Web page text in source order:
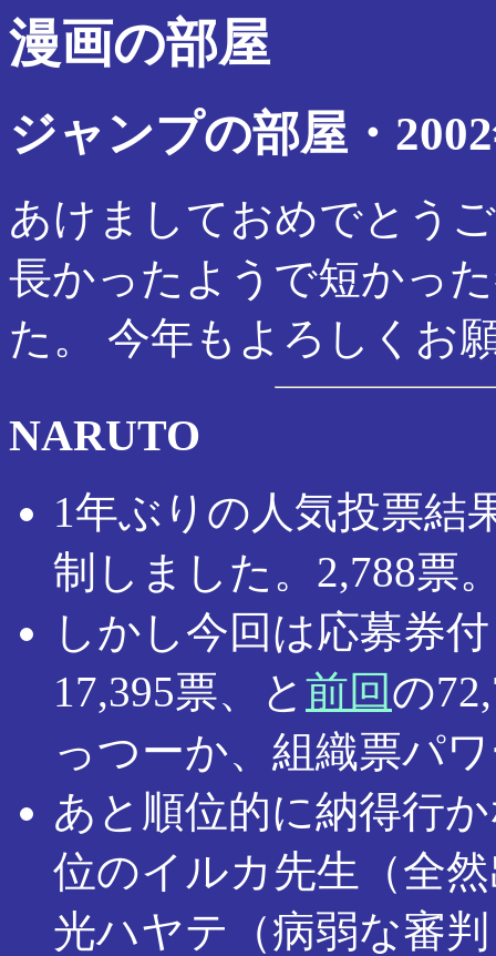
漫画の部屋
ジャンプの部屋・
あけましておめでとう
長かったようで短かっ
た。 今年もよろしくお
NARUTO
1年ぶりの人気投票結
制しました。2,788票
しかし今回は応募券
17,395票、と 前回の
っつーか、組織票パ
あと順位的に納得行
位のイルカ先生（全
光ハヤテ（病弱な審